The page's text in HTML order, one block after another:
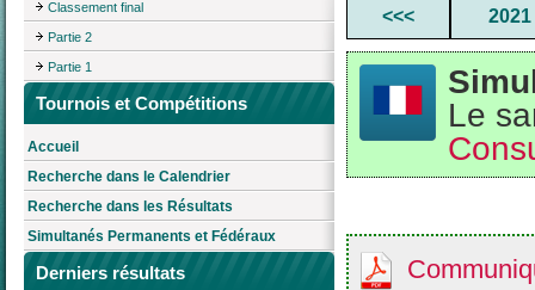
Classement final
Partie 2
Partie 1
Tournois et Compétitions
Accueil
Recherche dans le Calendrier
Recherche dans les Résultats
Simultanés Permanents et Fédéraux
Derniers résultats
<<< 2021
Le